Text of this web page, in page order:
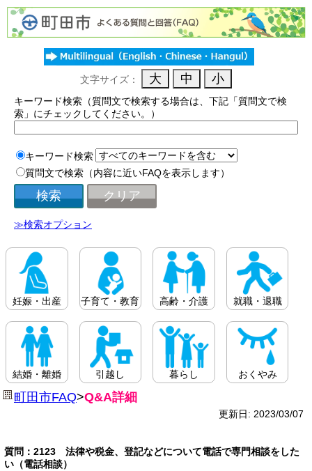
文字サイズ：
キーワード検索（質問文で検索する場合は、下記「質問文で検
索」にチェックしてください。）
キーワード検索
質問文で検索（内容に近いFAQを表示します）
≫検索オプション
妊娠・出産 子育て・教育 高齢・介護 就職・退職
結婚・離婚 引越し 暮らし おくやみ
町田市FAQ>Q&A詳細
更新日: 2023/03/07
質問：2123 法律や税金、登記などについて電話で専門相談をした
い（電話相談）